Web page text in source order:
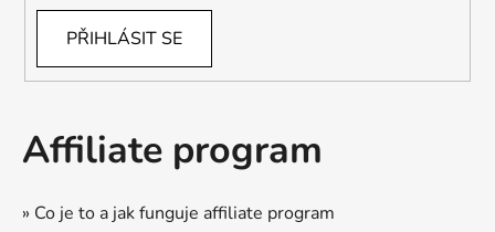
PŘIHLÁSIT SE
Affiliate program
» Co je to a jak funguje affiliate program